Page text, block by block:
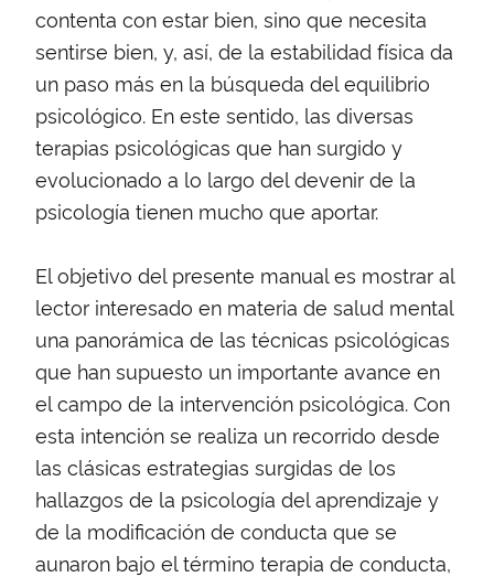
contenta con estar bien, sino que necesita
sentirse bien, y, así, de la estabilidad física da
un paso más en la búsqueda del equilibrio
psicológico. En este sentido, las diversas
terapias psicológicas que han surgido y
evolucionado a lo largo del devenir de la
psicología tienen mucho que aportar.
El objetivo del presente manual es mostrar al
lector interesado en materia de salud mental
una panorámica de las técnicas psicológicas
que han supuesto un importante avance en
el campo de la intervención psicológica. Con
esta intención se realiza un recorrido desde
las clásicas estrategias surgidas de los
hallazgos de la psicología del aprendizaje y
de la modificación de conducta que se
aunaron bajo el término terapia de conducta,